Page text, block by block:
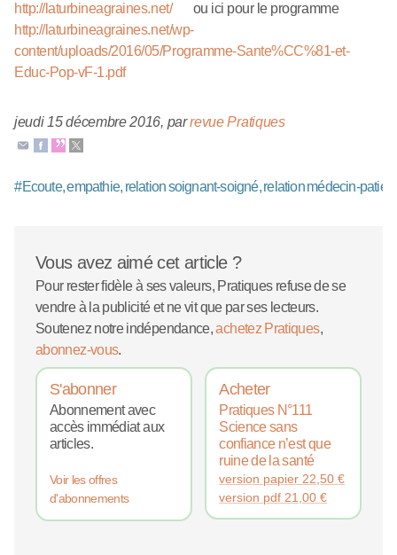
http://laturbineagraines.net/
ou ici pour le programme
http://laturbineagraines.net/wp-
content/uploads/2016/05/Programme-Sante%CC%81-et-
Educ-Pop-vF-1.pdf
jeudi 15 décembre 2016, parrevue Pratiques
#Ecoute, empathie, relation soignant-soigné, relation médecin-
Vous avez aimé cet article ?
Pour rester fidèle à ses valeurs, Pratiques refuse de se
vendre à la publicité et ne vit que par ses lecteurs.
Soutenez notre indépendance,achetez Pratiques,
abonnez-vous.
S'abonner
Abonnement avec
accès immédiat aux
articles.
Voir les offres
d'abonnements
Acheter
Pratiques N°111
Science sans
confiance n’est que
ruine de la santé
version papier 22,50€
version pdf 21,00€